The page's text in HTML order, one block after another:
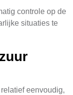
controle op de
situaties te
eenvoudig,